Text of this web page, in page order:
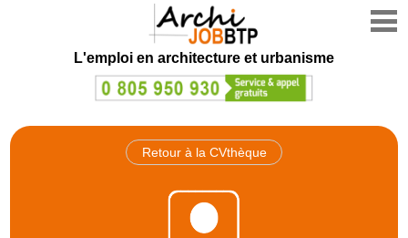
L'emploi en architecture et urbanisme
Retour à la CVthèque